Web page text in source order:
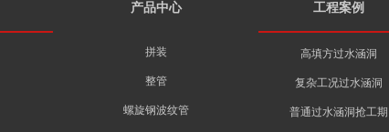
产品中心
拼装
整管
螺旋钢波纹管
工程案例
高填方过水涵洞
复杂工况过水涵洞
普通过水涵洞抢工期